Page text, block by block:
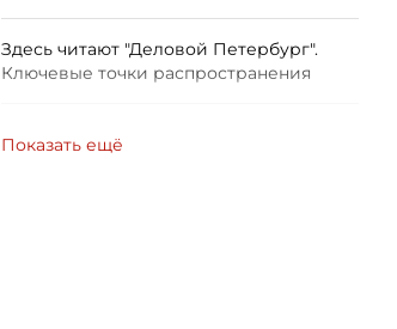
Здесь читают "Деловой Петербург".
Ключевые точки распространения
Показать ещё